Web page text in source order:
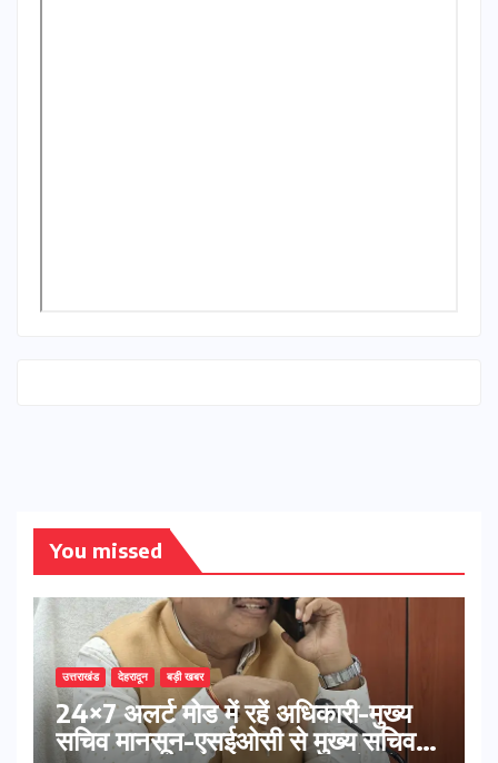
You missed
उत्तराखंड देहरादून बड़ी खबर
24×7 अलर्ट मोड में रहें अधिकारी-मुख्य
सचिव मानसून-एसईओसी से मुख्य सचिव ने